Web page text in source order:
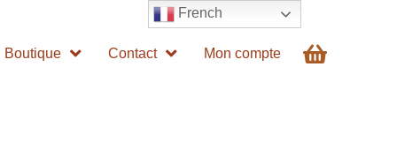
Boutique Contact Mon compte
French